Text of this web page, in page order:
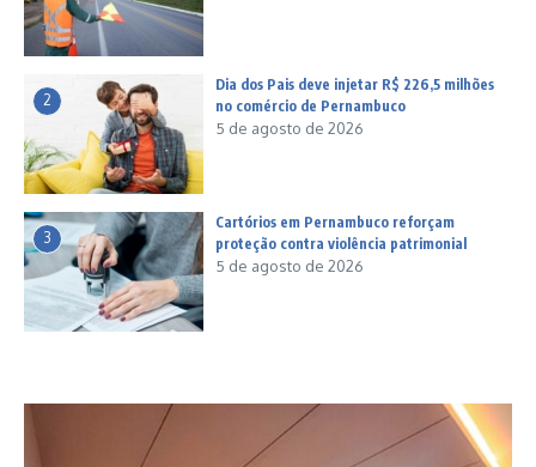
2
Dia dos Pais deve injetar R$ 226,5 milhões
no comércio de Pernambuco
5 de agosto de 2026
3
Cartórios em Pernambuco reforçam
proteção contra violência patrimonial
5 de agosto de 2026